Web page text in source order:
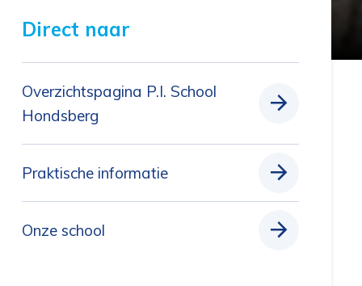
Direct naar
Overzichtspagina P.I. School
Hondsberg
Praktische informatie
Onze school